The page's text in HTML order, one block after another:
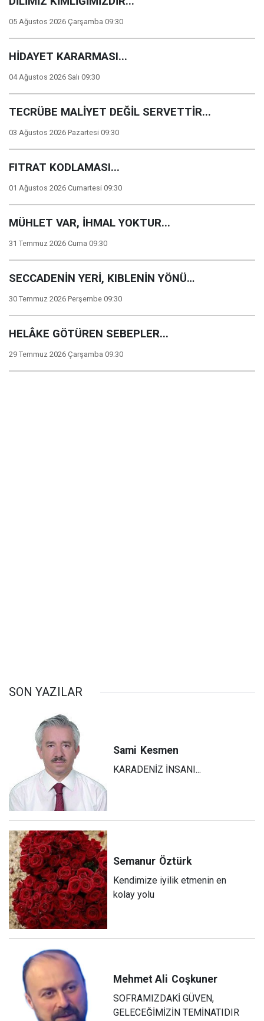
05 Ağustos 2026 Çarşamba 09:30
HİDAYET KARARMASI...
04 Ağustos 2026 Salı 09:30
TECRÜBE MALİYET DEĞİL SERVETTİR...
03 Ağustos 2026 Pazartesi 09:30
FITRAT KODLAMASI...
01 Ağustos 2026 Cumartesi 09:30
MÜHLET VAR, İHMAL YOKTUR...
31 Temmuz 2026 Cuma 09:30
SECCADENİN YERİ, KIBLENİN YÖNÜ…
30 Temmuz 2026 Perşembe 09:30
HELÂKE GÖTÜREN SEBEPLER...
29 Temmuz 2026 Çarşamba 09:30
SON YAZILAR
Sami Kesmen
KARADENİZ İNSANI...
Semanur Öztürk
Kendimize iyilik etmenin en
kolay yolu
Mehmet Ali Coşkuner
SOFRAMIZDAKİ GÜVEN,
GELECEĞİMİZİN TEMİNATIDIR